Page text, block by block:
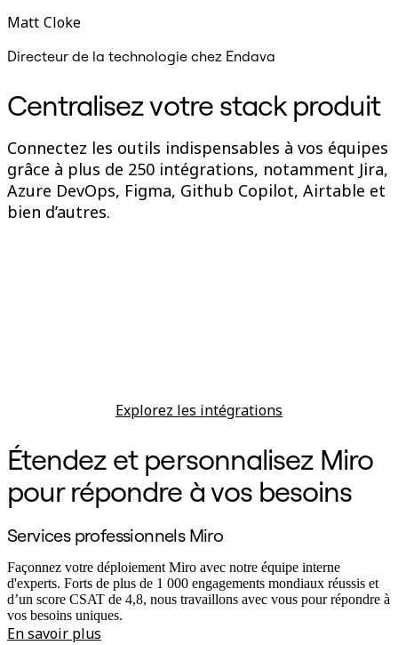
Matt Cloke
Directeur de la technologie chez Endava
Centralisez votre stack produit
Connectez les outils indispensables à vos équipes
grâce à plus de 250 intégrations, notamment Jira,
Azure DevOps, Figma, Github Copilot, Airtable et
bien d’autres.
Explorez les intégrations
Étendez et personnalisez Miro
pour répondre à vos besoins
Services professionnels Miro
Façonnez votre déploiement Miro avec notre équipe interne
d'experts. Forts de plus de 1 000 engagements mondiaux réussis et
d’un score CSAT de 4,8, nous travaillons avec vous pour répondre à
vos besoins uniques.
En savoir plus